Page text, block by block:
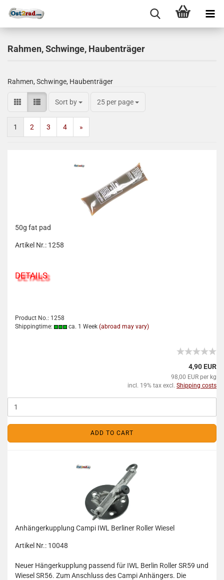
Rahmen, Schwinge, Haubenträger
Rahmen, Schwinge, Haubenträger
Sort by 25 per page
1 2 3 4 »
50g fat pad
Artikel Nr.: 1258
DETAILS
Product No.: 1258
Shippingtime:
ca. 1 Week (abroad may vary)
4,90 EUR
98,00 EUR per kg
incl. 19% tax excl. Shipping costs
ADD TO CART
Anhängerkupplung Campi IWL Berliner Roller Wiesel
Artikel Nr.: 10048
Neuer Hängerkupplung passend für IWL Berlin Roller SR59 und
Wiesel SR56. Zum Anschluss des Campi Anhängers. Die